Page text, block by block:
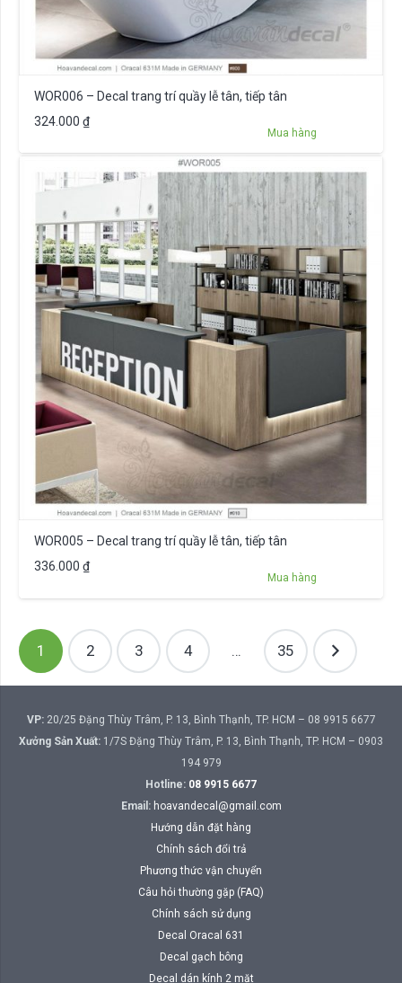
WOR006 – Decal trang trí quầy lễ tân, tiếp tân
324.000 ₫
Mua hàng
WOR005 – Decal trang trí quầy lễ tân, tiếp tân
336.000 ₫
Mua hàng
Phân
trang
bài
viết
1 2 3 4 … 35
VP:20/25 Đặng Thùy Trâm, P. 13, Bình Thạnh, TP. HCM – 08 9915 6677
Xưởng Sản Xuất: 1/7S Đặng Thùy Trâm, P. 13, Bình Thạnh, TP. HCM – 0903
194 979
Hotline: 08 9915 6677
Email: hoavandecal@gmail.com
Hướng dẫn đặt hàng
Chính sách đổi trả
Phương thức vận chuyển
Câu hỏi thường gặp (FAQ)
Chính sách sử dụng
Decal Oracal 631
Decal gạch bông
Decal dán kính 2 mặt